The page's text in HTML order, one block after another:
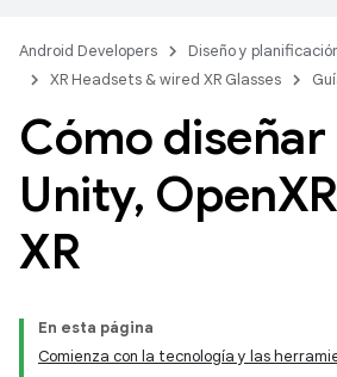
Android Developers Diseño y
XR Headsets & wired XR Glasses
Cómo diseñar
Unity, Open
XR
En esta página
Comienza con la tecnología y las